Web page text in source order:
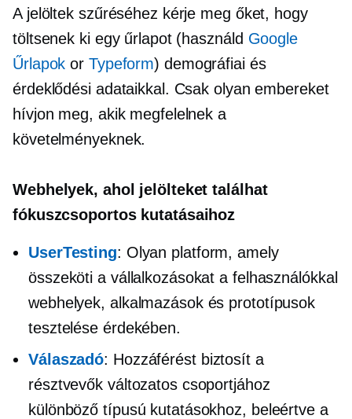
A jelöltek szűréséhez kérje meg őket, hogy
töltsenek ki egy űrlapot (használd Google
Űrlapok or Typeform) demográfiai és
érdeklődési adataikkal. Csak olyan embereket
hívjon meg, akik megfelelnek a
követelményeknek.
Webhelyek, ahol jelölteket találhat
fókuszcsoportos kutatásaihoz
UserTesting: Olyan platform, amely
összeköti a vállalkozásokat a felhasználókkal
webhelyek, alkalmazások és prototípusok
tesztelése érdekében.
Válaszadó: Hozzáférést biztosít a
résztvevők változatos csoportjához
különböző típusú kutatásokhoz, beleértve a